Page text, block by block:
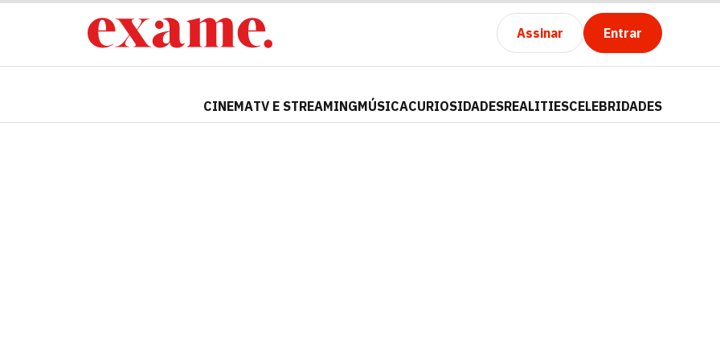
Assinar Entrar
CINEMATV E STREAMINGMÚSICACURIOSIDADESREALITIESCELEBRIDADES